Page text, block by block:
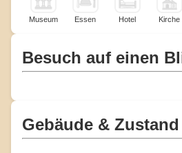
Museum Essen Hotel Kirche
Besuch auf einen
Gebäude & Zustand